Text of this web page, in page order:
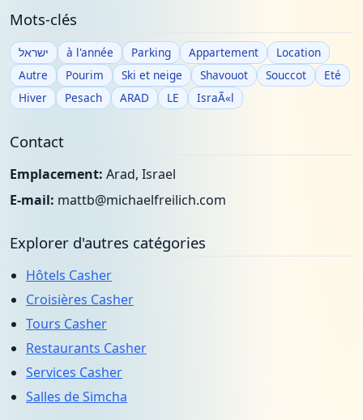
Mots-clés
ישראל à l'année Parking Appartement
Location
Autre
Pourim Ski et neige Shavouot Souccot
Eté
Hiver
Pesach ARAD LE IsraÃ«l
Contact
Emplacement: Arad, Israel
E-mail: mattb@michaelfreilich.com
Explorer d'autres catégories
Hôtels Casher
Croisières Casher
Tours Casher
Restaurants Casher
Services Casher
Salles de Simcha